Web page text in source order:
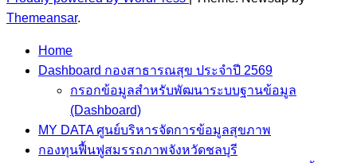
กรอกข้อมูลสำหรับพัฒนาระบบฐานข้อมูล
MY DATA ศูนย์บริหารจัดการข้อมูลสุขภาพ
กองทุนฟื้นฟูสมรรถภาพจังหวัดชลบุรี
ประชุมคณะอนุกรรมการด้านการจัดบริการฟื้นฟู
สมรรถภาพ ครั้งที่ 1/2569
ลงพื้นที่เยี่ยมบ้านคนพิการ ในเขตพื้นที่เทศบาลเมือง
พนัสนิคม เพื่อตรวจสอบข้อเท็จจริง จำนวน 1 ราย